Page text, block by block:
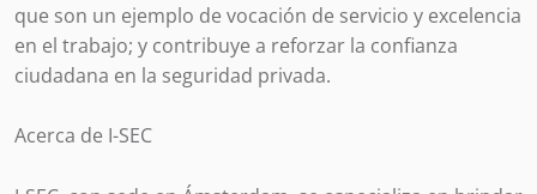
que son un ejemplo de vocación de servicio y excelencia
en el trabajo; y contribuye a reforzar la confianza
ciudadana en la seguridad privada.
Acerca de I-SEC